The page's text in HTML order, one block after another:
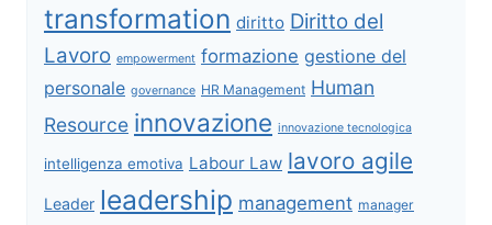
transformation diritto Diritto del
Lavoro empowerment formazione gestione del
personale governance HR Management Human
Resource innovazione innovazione tecnologica
intelligenza emotiva Labour Law lavoro agile
Leader leadership management manager